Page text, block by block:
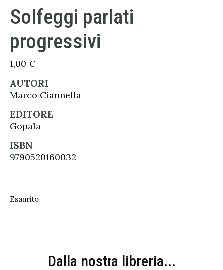
Solfeggi parlati
progressivi
1,00 €
AUTORI
Marco Ciannella
EDITORE
Gopala
ISBN
9790520160032
Esaurito
Dalla nostra libreria...